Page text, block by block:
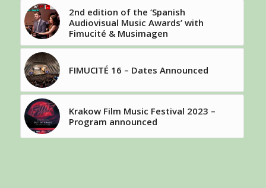
2nd edition of the ‘Spanish
Audiovisual Music Awards’ with
Fimucité & Musimagen
FIMUCITÉ 16 – Dates Announced
Krakow Film Music Festival 2023 –
Program announced